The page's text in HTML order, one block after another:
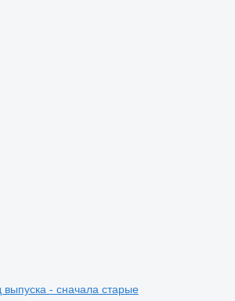
выпуска - сначала старые